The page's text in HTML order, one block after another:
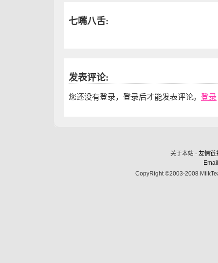
七嘴八舌:
发表评论:
您还没有登录，登录后才能发表评论。 登录
关于本站 - 友情链
CopyRight ©2003-2008